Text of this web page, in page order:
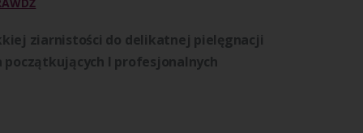
ziarnistości do delikatnej pielęgnacji
I profesjonalnych